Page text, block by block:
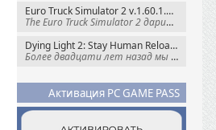
Euro Truck Simulator 2 v.1.60.1.7s + Все DLC (2012) Пиратка
The Euro Truck Simulator 2 дарит вам опыт
Dying Light 2: Stay Human Reloaded Edition v.1.28.3 + Все DLC (2022) RePack
Более двадцати лет назад мы пытались
Активация PC GAME PASS